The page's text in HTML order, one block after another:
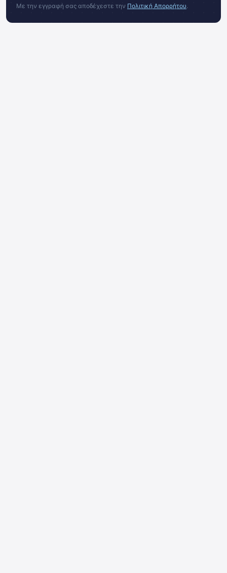
Με την εγγραφή σας αποδέχεστε την Πολιτική Απορρήτου.